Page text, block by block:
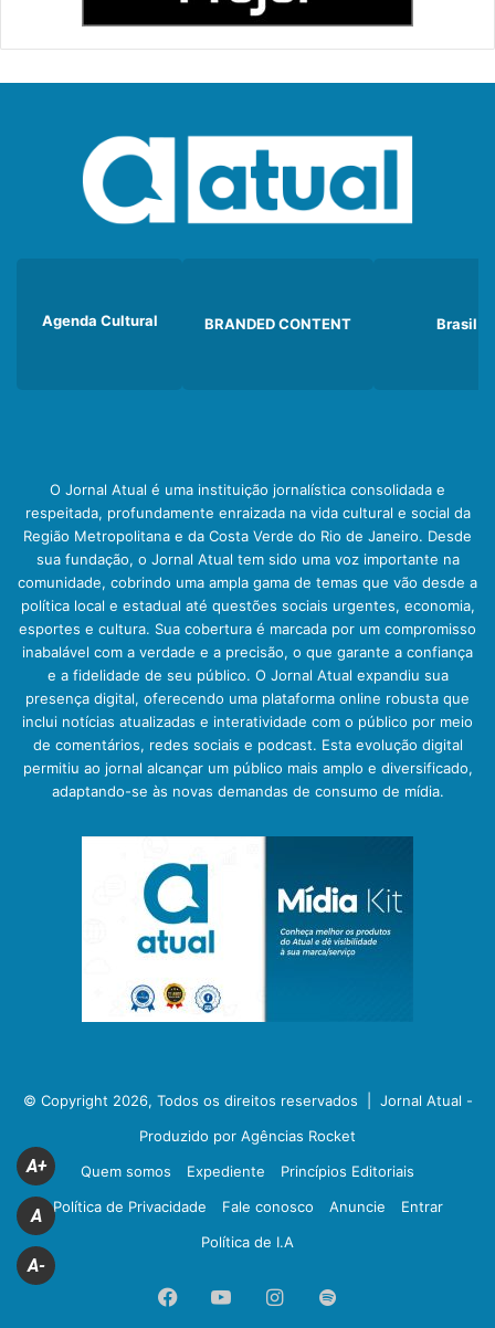
Agenda Cultural BRANDED CONTENT Brasil
O Jornal Atual é uma instituição jornalística consolidada e
respeitada, profundamente enraizada na vida cultural e social da
Região Metropolitana e da Costa Verde do Rio de Janeiro. Desde
sua fundação, o Jornal Atual tem sido uma voz importante na
comunidade, cobrindo uma ampla gama de temas que vão desde a
política local e estadual até questões sociais urgentes, economia,
esportes e cultura. Sua cobertura é marcada por um compromisso
inabalável com a verdade e a precisão, o que garante a confiança
e a fidelidade de seu público. O Jornal Atual expandiu sua
presença digital, oferecendo uma plataforma online robusta que
inclui notícias atualizadas e interatividade com o público por meio
de comentários, redes sociais e podcast. Esta evolução digital
permitiu ao jornal alcançar um público mais amplo e diversificado,
adaptando-se às novas demandas de consumo de mídia.
© Copyright 2026, Todos os direitos reservados | Jornal Atual -
Produzido por Agências Rocket
Quem somos
Expediente
Princípios Editoriais
Política de Privacidade
Fale conosco Anuncie
Entrar
Política de I.A
FacebookYouTubeInstagram
Spotify
A+
A
A-